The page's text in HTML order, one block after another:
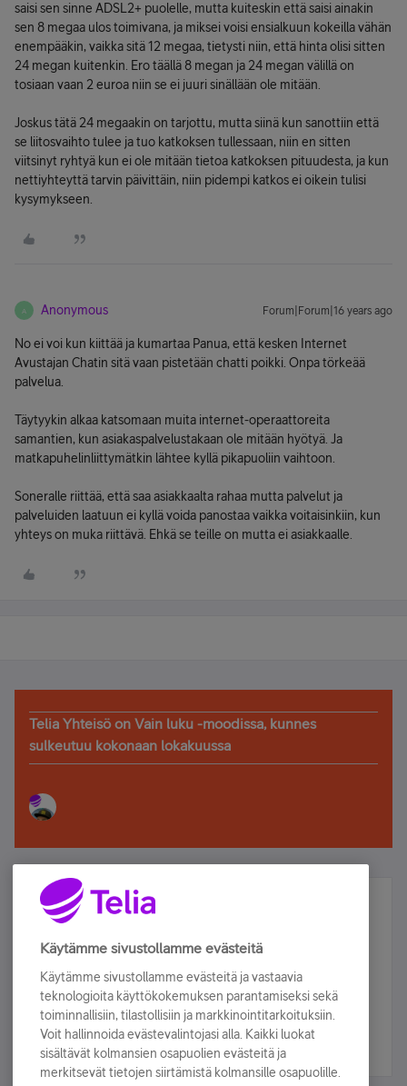
saisi sen sinne ADSL2+ puolelle, mutta kuiteskin että saisi ainakin
sen 8 megaa ulos toimivana, ja miksei voisi ensialkuun kokeilla vähän
enempääkin, vaikka sitä 12 megaa, tietysti niin, että hinta olisi sitten
24 megan kuitenkin. Ero täällä 8 megan ja 24 megan välillä on
tosiaan vaan 2 euroa niin se ei juuri sinällään ole mitään.
Joskus tätä 24 megaakin on tarjottu, mutta siinä kun sanottiin että
se liitosvaihto tulee ja tuo katkoksen tullessaan, niin en sitten
viitsinyt ryhtyä kun ei ole mitään tietoa katkoksen pituudesta, ja kun
nettiyhteyttä tarvin päivittäin, niin pidempi katkos ei oikein tulisi
kysymykseen.
A Anonymous Forum|Forum|16 years ago
No ei voi kun kiittää ja kumartaa Panua, että kesken Internet
Avustajan Chatin sitä vaan pistetään chatti poikki. Onpa törkeää
palvelua.
Täytyykin alkaa katsomaan muita internet-operaattoreita
samantien, kun asiakaspalvelustakaan ole mitään hyötyä. Ja
matkapuhelinliittymätkin lähtee kyllä pikapuoliin vaihtoon.
Soneralle riittää, että saa asiakkaalta rahaa mutta palvelut ja
palveluiden laatuun ei kyllä voida panostaa vaikka voitaisinkiin, kun
yhteys on muka riittävä. Ehkä se teille on mutta ei asiakkaalle.
Telia Yhteisö on Vain luku -moodissa, kunnes
sulkeutuu kokonaan lokakuussa
Älä jää paitsi – osallistu ja voita!
Tilaa Telian uutiskirje ja olet mukana arvonnassa.
sähköpostiisi.
Tilaa nyt
Käytämme sivustollamme evästeitä
Käytämme sivustollamme evästeitä ja vastaavia
teknologioita käyttökokemuksen parantamiseksi sekä
toiminnallisiin, tilastollisiin ja markkinointitarkoituksiin.
Voit hallinnoida evästevalintojasi alla. Kaikki luokat
sisältävät kolmansien osapuolien evästeitä ja
merkitsevät tietojen siirtämistä kolmansille osapuolille.